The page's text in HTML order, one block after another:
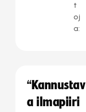
t
oj
a:
“Kannustav
a ilmapiiri